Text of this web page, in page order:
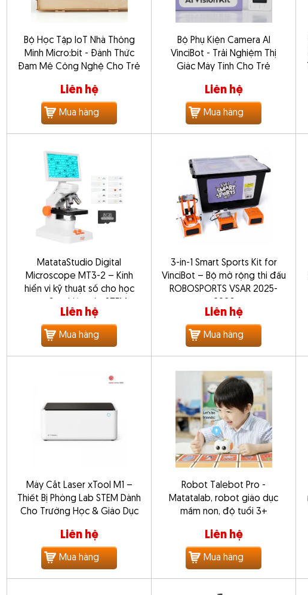
Bộ Học Tập IoT Nhà Thông
Minh Micro:bit - Đánh Thức
Đam Mê Công Nghệ Cho Trẻ
Liên hệ
Mua hàng
Bộ Phụ Kiện Camera AI
VinciBot - Trải Nghiệm Thị
Giác Máy Tính Cho Trẻ
Liên hệ
Mua hàng
MatataStudio Digital
Microscope MT3-2 – Kính
hiển vi kỹ thuật số cho học
Liên hệ
Mua hàng
3-in-1 Smart Sports Kit for
VinciBot – Bộ mở rộng thi đấu
ROBOSPORTS VSAR 2025-
Liên hệ
Mua hàng
Máy Cắt Laser xTool M1 –
Thiết Bị Phòng Lab STEM Dành
Cho Trường Học & Giáo Dục
Liên hệ
Mua hàng
Robot Talebot Pro -
Matatalab, robot giáo dục
mầm non, độ tuổi 3+
Liên hệ
Mua hàng